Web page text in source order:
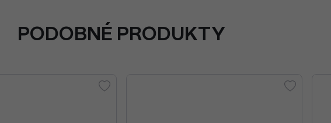
PODOBNÉ PRODUKTY